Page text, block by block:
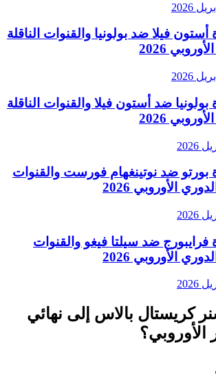
أستون فيلا ضد بولونيا والقنوات الناقلة
2026
بولونيا ضد أستون فيلا والقنوات الناقلة
2026
بورتو ضد نوتينغهام فورست والقنوات
الأوروبي 2026
فرايبورج ضد سيلتا فيغو والقنوات
الأوروبي 2026
كريستال بالاس إلى نهائي
الأوروبي؟